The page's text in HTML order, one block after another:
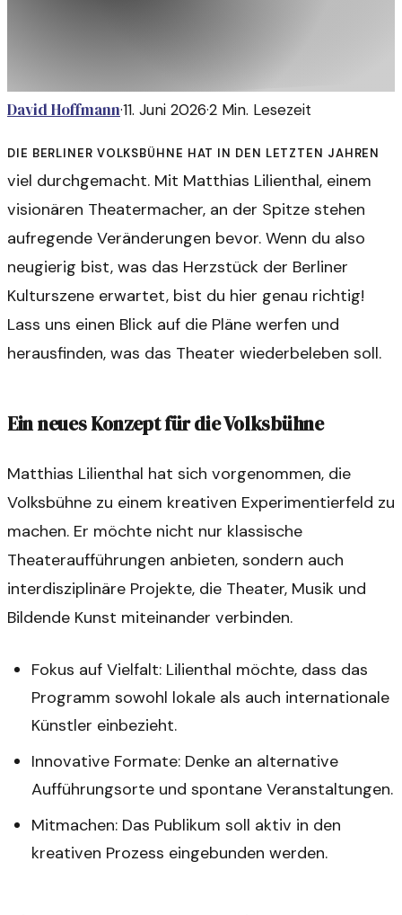
David Hoffmann·11. Juni 2026·2 Min. Lesezeit
Die Berliner Volksbühne hat in den letzten Jahren
viel durchgemacht. Mit Matthias Lilienthal, einem
visionären Theatermacher, an der Spitze stehen
aufregende Veränderungen bevor. Wenn du also
neugierig bist, was das Herzstück der Berliner
Kulturszene erwartet, bist du hier genau richtig!
Lass uns einen Blick auf die Pläne werfen und
herausfinden, was das Theater wiederbeleben soll.
Ein neues Konzept für die Volksbühne
Matthias Lilienthal hat sich vorgenommen, die
Volksbühne zu einem kreativen Experimentierfeld zu
machen. Er möchte nicht nur klassische
Theateraufführungen anbieten, sondern auch
interdisziplinäre Projekte, die Theater, Musik und
Bildende Kunst miteinander verbinden.
Fokus auf Vielfalt: Lilienthal möchte, dass das
Programm sowohl lokale als auch internationale
Künstler einbezieht.
Innovative Formate: Denke an alternative
Aufführungsorte und spontane Veranstaltungen.
Mitmachen: Das Publikum soll aktiv in den
kreativen Prozess eingebunden werden.